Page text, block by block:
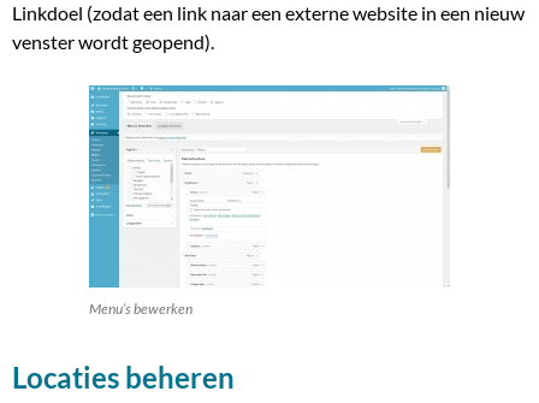
Linkdoel (zodat een link naar een externe website in een nieuw
venster wordt geopend).
Menu’s bewerken
Locaties beheren